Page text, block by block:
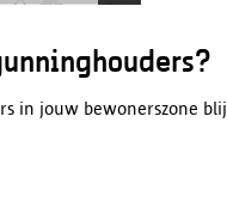
in jouw bewonerszone